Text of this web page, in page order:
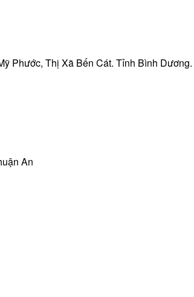
Phước, Thị Xã Bến Cát. Tỉnh Bình Dương.
An